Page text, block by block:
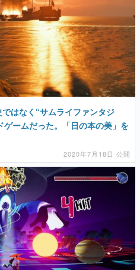
はなく“サムライファンタジ
ームだった。「日の本の美」を
2020年7月18日 公開